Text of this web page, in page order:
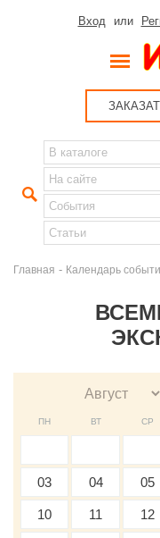
Вход или
Главная - Календарь
ПН ВТ СР
03 04 05
10 11 12